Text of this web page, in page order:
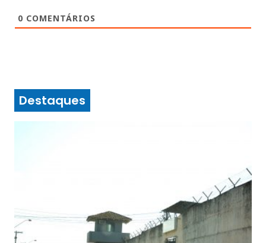
0 COMENTÁRIOS
Destaques